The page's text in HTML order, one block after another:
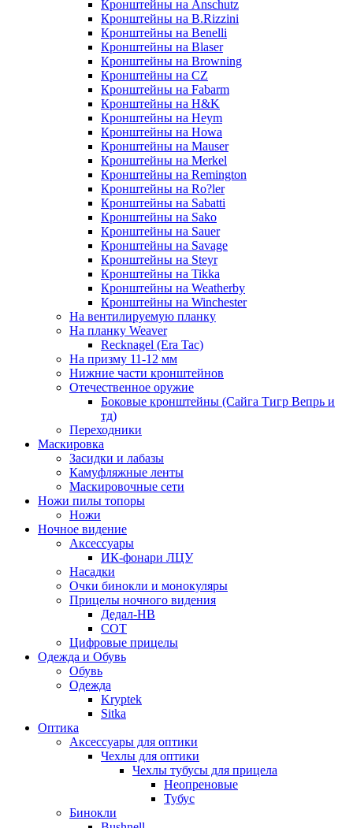
Кронштейны на Anschutz
Кронштейны на B.Rizzini
Кронштейны на Benelli
Кронштейны на Blaser
Кронштейны на Browning
Кронштейны на CZ
Кронштейны на Fabarm
Кронштейны на H&K
Кронштейны на Heym
Кронштейны на Howa
Кронштейны на Mauser
Кронштейны на Merkel
Кронштейны на Remington
Кронштейны на Ro?ler
Кронштейны на Sabatti
Кронштейны на Sako
Кронштейны на Sauer
Кронштейны на Savage
Кронштейны на Steyr
Кронштейны на Tikka
Кронштейны на Weatherby
Кронштейны на Winchester
На вентилируемую планку
На планку Weaver
Recknagel (Era Tac)
На призму 11-12 мм
Нижние части кронштейнов
Отечественное оружие
Боковые кронштейны (Сайга Тигр Вепрь и
тд)
Переходники
Маскировка
Засидки и лабазы
Камуфляжные ленты
Маскировочные сети
Ножи пилы топоры
Ножи
Ночное видение
Аксессуары
ИК-фонари ЛЦУ
Насадки
Очки бинокли и монокуляры
Прицелы ночного видения
Дедал-НВ
СОТ
Цифровые прицелы
Одежда и Обувь
Обувь
Одежда
Kryptek
Sitka
Оптика
Аксессуары для оптики
Чехлы для оптики
Чехлы тубусы для прицела
Неопреновые
Тубус
Бинокли